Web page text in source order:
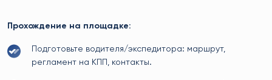
Прохождение на площадке:
Подготовьте водителя/экспедитора: маршрут,
регламент на КПП, контакты.